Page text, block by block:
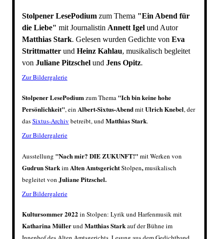
Stolpener LesePodium zum Thema "Ein Abend für
die Liebe" mit Journalistin Annett Igelund Autor
Matthias Stark. Gelesen wurden Gedichte von Eva
Strittmatterund Heinz Kahlau, musikalisch begleitet
von Juliane Pitzschelund Jens Opitz.
Zur Bildergalerie
Stolpener LesePodiumzum Thema "Ich bin keine hohe
Persönlichkeit", ein Albert-Sixtus-AbendmitUlrich Knebel, der
dasSixtus-Archiv betreibt, undMatthias Stark.
Zur Bildergalerie
Ausstellung "Nach mir? DIE ZUKUNFT!" mit Werken von
Gudrun Starkim Alten AmtsgerichtStolpen,musikalisch
begleitet von Juliane Pitzschel.
Zur Bildergalerie
Kultursommer 2022 in Stolpen: Lyrik und Harfenmusik mit
Katharina MüllerundMatthias Starkauf der Bühne im